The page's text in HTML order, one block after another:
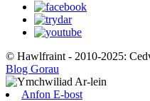
© Hawlfraint - 2010-2025:
Blog Gorau
Anfon E-bost